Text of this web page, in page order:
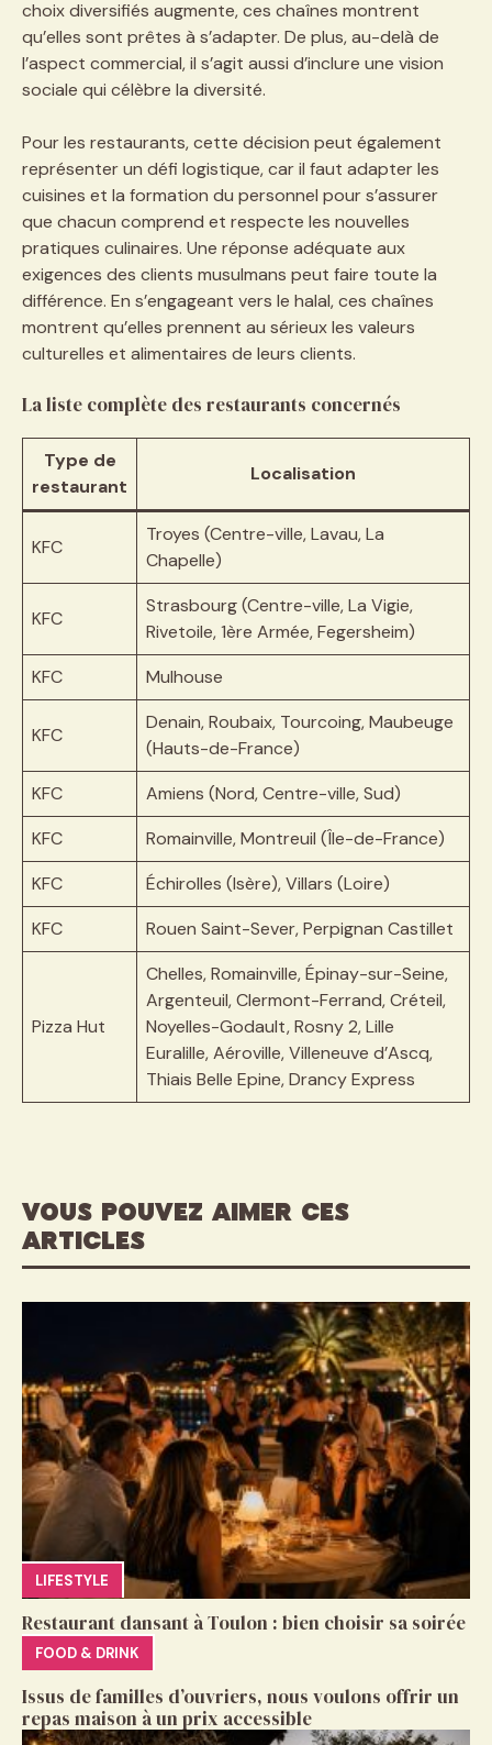
choix diversifiés augmente, ces chaînes montrent
qu’elles sont prêtes à s’adapter. De plus, au-delà de
l’aspect commercial, il s’agit aussi d’inclure une vision
sociale qui célèbre la diversité.
Pour les restaurants, cette décision peut également
représenter un défi logistique, car il faut adapter les
cuisines et la formation du personnel pour s’assurer
que chacun comprend et respecte les nouvelles
pratiques culinaires. Une réponse adéquate aux
exigences des clients musulmans peut faire toute la
différence. En s’engageant vers le halal, ces chaînes
montrent qu’elles prennent au sérieux les valeurs
culturelles et alimentaires de leurs clients.
La liste complète des restaurants concernés
Type de
restaurant
Localisation
KFC
Troyes (Centre-ville, Lavau, La
Chapelle)
KFC
Strasbourg (Centre-ville, La Vigie,
Rivetoile, 1ère Armée, Fegersheim)
KFC
Mulhouse
KFC
Denain, Roubaix, Tourcoing, Maubeuge
(Hauts-de-France)
KFC
Amiens (Nord, Centre-ville, Sud)
KFC
Romainville, Montreuil (Île-de-France)
KFC
Échirolles (Isère), Villars (Loire)
KFC
Rouen Saint-Sever, Perpignan Castillet
Pizza Hut
Chelles, Romainville, Épinay-sur-Seine,
Argenteuil, Clermont-Ferrand, Créteil,
Noyelles-Godault, Rosny 2, Lille
Euralille, Aéroville, Villeneuve d’Ascq,
Thiais Belle Epine, Drancy Express
VOUS POUVEZ AIMER CES
ARTICLES
LIFESTYLE
Restaurant dansant à Toulon : bien choisir sa soirée
FOOD & DRINK
Issus de familles d’ouvriers, nous voulons offrir un
repas maison à un prix accessible